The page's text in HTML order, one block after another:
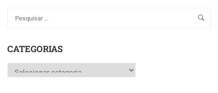
CATEGORIAS
Categorias